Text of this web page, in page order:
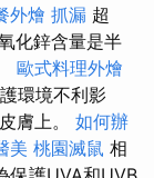
外燴 抓漏 超
化鋅含量是半
歐式料理外燴
環境不利影
膚上。 如何辦
美 桃園滅鼠 相